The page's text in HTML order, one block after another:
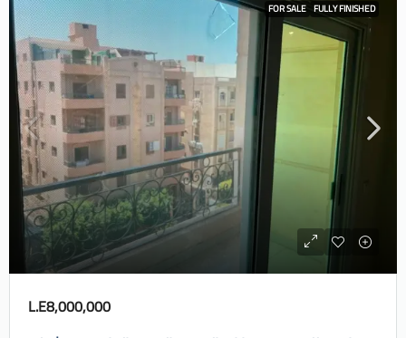
FOR SALE FULLY FINISHED
L.E8,000,000